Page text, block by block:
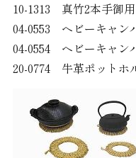
10-1313 真竹2本手
04-0553 ヘビーキャ
04-0554 ヘビーキャ
20-0774 牛革ポット